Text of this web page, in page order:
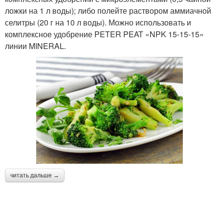
ложки на 1 л воды); либо полейте раствором аммиачной
селитры (20 г на 10 л воды). Можно использовать и
комплексное удобрение PETER PEAT «NPK 15-15-15»
линии MINERAL.
читать дальше →